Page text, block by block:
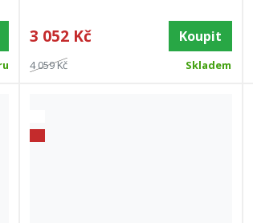
3 052 Kč Koupit
4 059 Kč Skladem